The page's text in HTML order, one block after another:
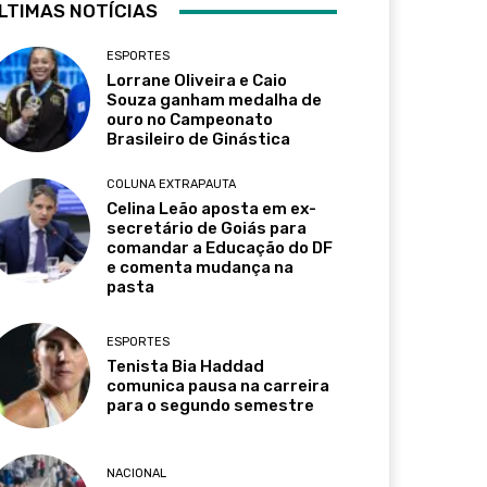
NOTÍCIAS
ESPORTES
Lorrane Oliveira e Caio
Souza ganham medalha de
ouro no Campeonato
Brasileiro de Ginástica
COLUNA EXTRAPAUTA
Celina Leão aposta em ex-
secretário de Goiás para
comandar a Educação do DF
e comenta mudança na
pasta
ESPORTES
Tenista Bia Haddad
comunica pausa na carreira
para o segundo semestre
NACIONAL